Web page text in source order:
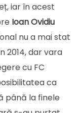
iar în acest
Ioan Ovidiu
nu a mai stat
2014, dar vara
cu FC
ca
până la finele